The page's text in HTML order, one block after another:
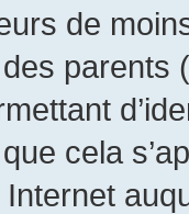
de
des parents
cela